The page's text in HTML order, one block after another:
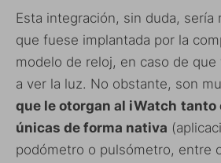
Esta integración, sin duda, sería
que fuese implantada por la
modelo de reloj, en caso de
a ver la luz. No obstante, son
que le otorgan al iWatch tanto
únicas de forma nativa
podómetro o pulsómetro, entre